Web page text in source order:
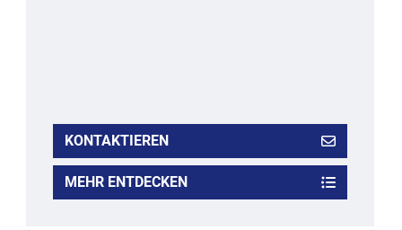
KONTAKTIEREN
MEHR ENTDECKEN